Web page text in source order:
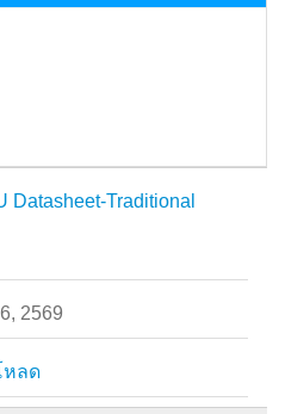
Datasheet-Traditional
2569
หลด